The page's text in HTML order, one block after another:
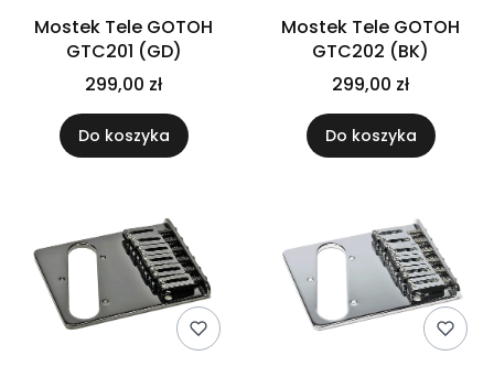
Mostek Tele GOTOH
GTC201 (GD)
299,00 zł
Do koszyka
Mostek Tele GOTOH
GTC202 (BK)
299,00 zł
Do koszyka